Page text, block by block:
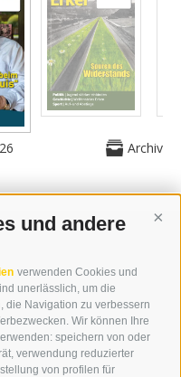
und andere
verwenden Cookies und
unerlässlich, um die
die Navigation zu verbessern
Wir können Ihre
speichern von oder
verwendung reduzierter
von profilen für
Archiv